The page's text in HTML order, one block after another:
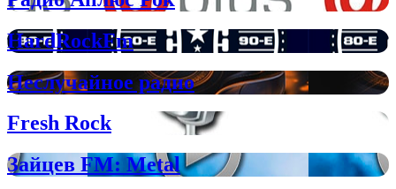
HardRockFm
Неслучайное радио
Fresh Rock
Зайцев FM: Metal